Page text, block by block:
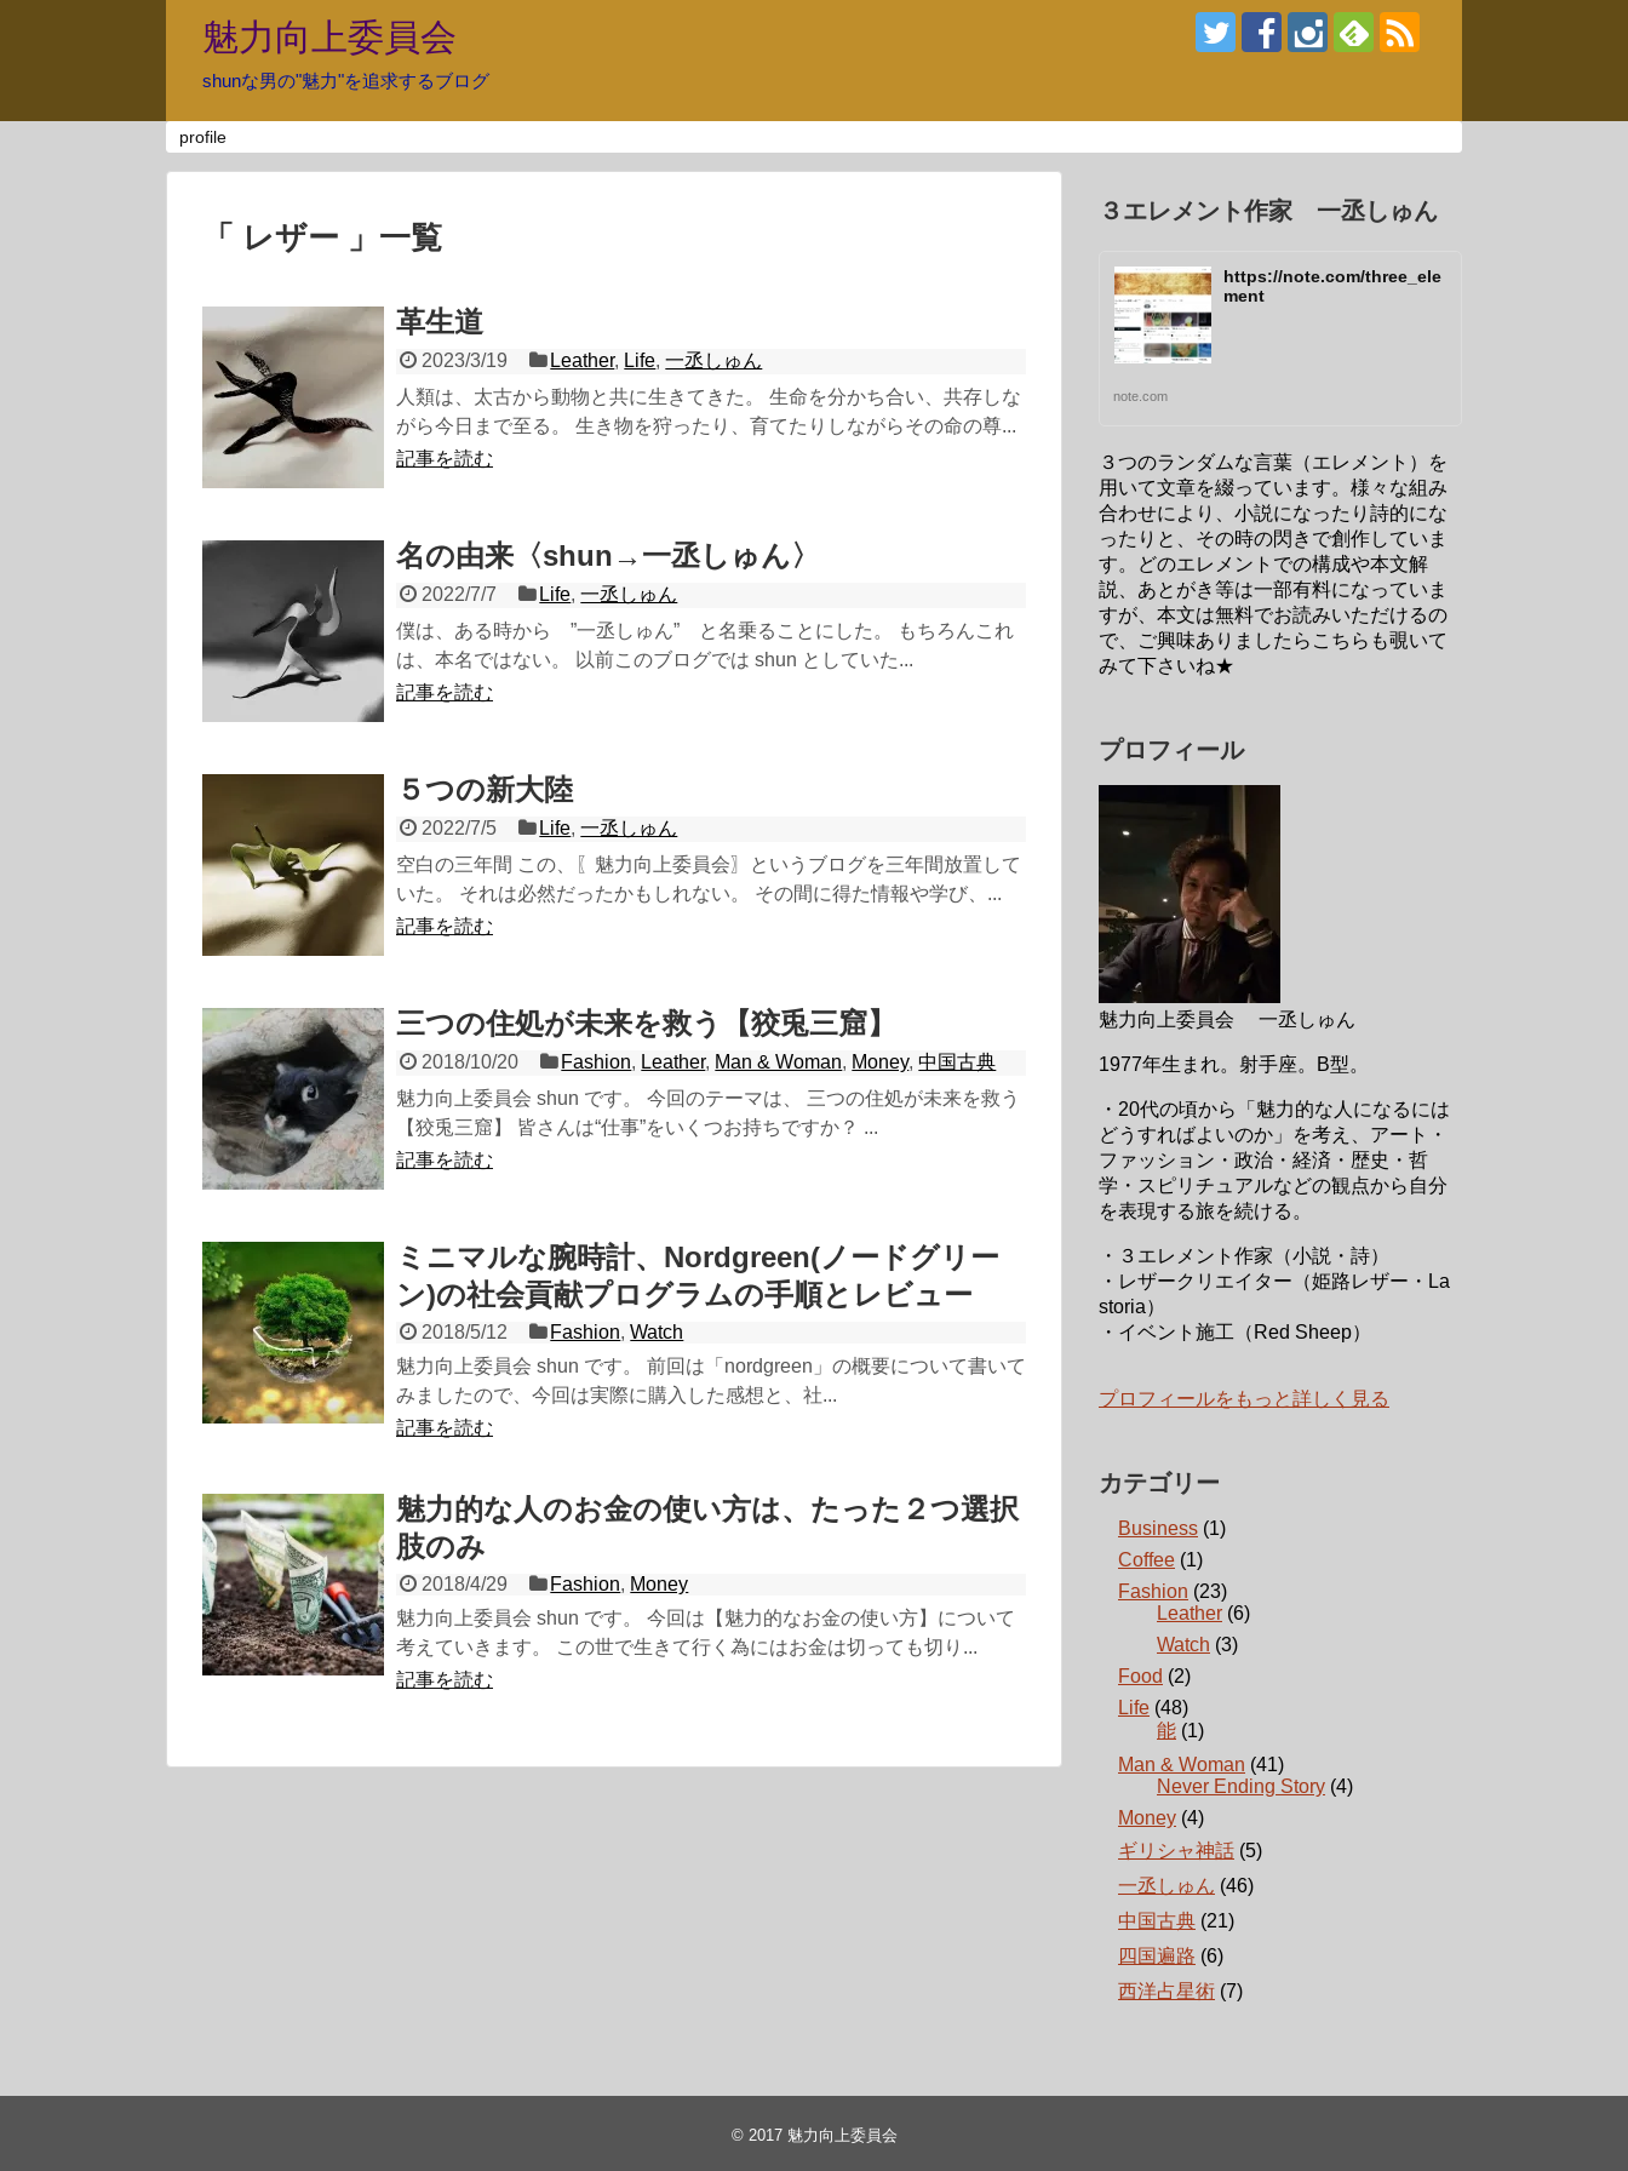
魅力向上委員会
shunな男の"魅力"を追求するブログ
profile
「 レザー 」一覧
革生道
2023/3/19 Leather, Life,一丞しゅん
人類は、太古から動物と共に生きてきた。 生命を分かち合い、共存しな
がら今日まで至る。 生き物を狩ったり、育てたりしながらその命の尊...
記事を読む
名の由来〈shun→一丞しゅん〉
2022/7/7 Life,一丞しゅん
僕は、ある時から ”一丞しゅん” と名乗ることにした。 もちろんこれ
は、本名ではない。 以前このブログでは shun としていた...
記事を読む
５つの新大陸
2022/7/5 Life,一丞しゅん
空白の三年間 この、〖魅力向上委員会〗というブログを三年間放置して
いた。 それは必然だったかもしれない。 その間に得た情報や学び、...
記事を読む
三つの住処が未来を救う【狡兎三窟】
2018/10/20 Fashion, Leather, Man & Woman, Money,中国古典
魅力向上委員会 shun です。 今回のテーマは、 三つの住処が未来を救う
【狡兎三窟】 皆さんは“仕事”をいくつお持ちですか？ ...
記事を読む
ミニマルな腕時計、Nordgreen(ノードグリー
ン)の社会貢献プログラムの手順とレビュー
2018/5/12 Fashion,Watch
魅力向上委員会 shun です。 前回は「nordgreen」の概要について書いて
みましたので、今回は実際に購入した感想と、社...
記事を読む
魅力的な人のお金の使い方は、たった２つ選択
肢のみ
2018/4/29 Fashion, Money
魅力向上委員会 shun です。 今回は【魅力的なお金の使い方】について
考えていきます。 この世で生きて行く為にはお金は切っても切り...
記事を読む
３エレメント作家 一丞しゅん
https://note.com/three_ele
ment
note.com
３つのランダムな言葉（エレメント）を
用いて文章を綴っています。様々な組み
合わせにより、小説になったり詩的にな
ったりと、その時の閃きで創作していま
す。どのエレメントでの構成や本文解
説、あとがき等は一部有料になっていま
すが、本文は無料でお読みいただけるの
で、ご興味ありましたらこちらも覗いて
みて下さいね★
プロフィール
魅力向上委員会 一丞しゅん
1977年生まれ。射手座。B型。
・20代の頃から「魅力的な人になるには
どうすればよいのか」を考え、アート・
ファッション・政治・経済・歴史・哲
学・スピリチュアルなどの観点から自分
を表現する旅を続ける。
・３エレメント作家（小説・詩）
・レザークリエイター（姫路レザー・La
storia）
・イベント施工（Red Sheep）
プロフィールをもっと詳しく見る
カテゴリー
Business (1)
Coffee (1)
Fashion (23)
Leather (6)
Watch (3)
Food (2)
Life (48)
能 (1)
Man & Woman (41)
Never Ending Story (4)
Money (4)
ギリシャ神話 (5)
一丞しゅん (46)
中国古典 (21)
四国遍路 (6)
西洋占星術 (7)
© 2017 魅力向上委員会